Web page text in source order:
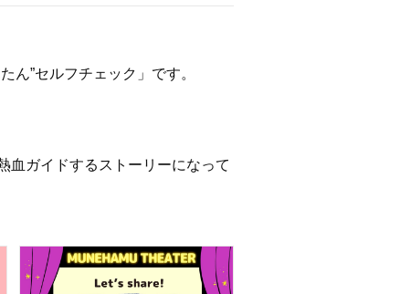
ん”セルフチェック」です。
血ガイドするストーリーになって